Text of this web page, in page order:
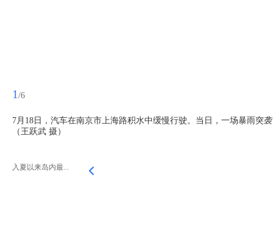
1 /6
7月18日，汽车在南京市上海路积水中缓慢行驶。当日，一场暴雨突
（王跃武 摄）
入夏以来岛内最...